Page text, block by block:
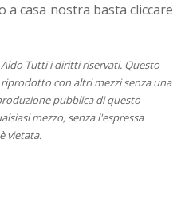
casa nostra basta cliccare
Tutti i diritti riservati. Questo
con altri mezzi senza una
pubblica di questo
mezzo, senza l'espressa
vietata.